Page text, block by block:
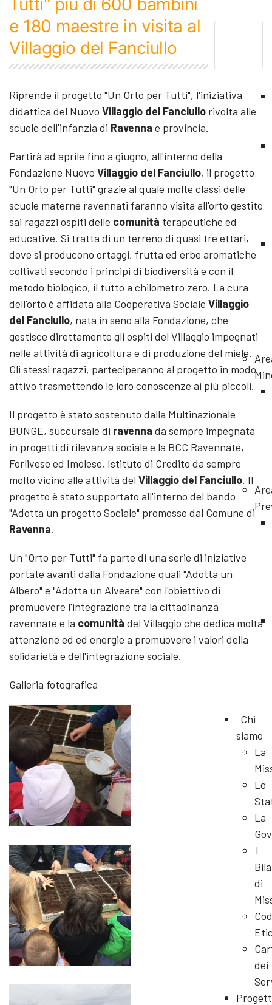
Chi
siamo
La
Lo
La
I
di
dei
e 180 maestre in visita al
Villaggio del Fanciullo
Riprende il progetto "Un Orto per Tutti", l'iniziativa
didattica del Nuovo Villaggio del Fanciullo rivolta alle
scuole dell'infanzia di Ravenna e provincia.
Partirà ad aprile fino a giugno, all'interno della
Fondazione Nuovo Villaggio del Fanciullo, il progetto
"Un Orto per Tutti" grazie al quale molte classi delle
scuole materne ravennati faranno visita all'orto gestito
sai ragazzi ospiti delle comunità terapeutiche ed
educative. Si tratta di un terreno di quasi tre ettari,
dove si producono ortaggi, frutta ed erbe aromatiche
coltivati secondo i principi di biodiversità e con il
metodo biologico, il tutto a chilometro zero. La cura
dell'orto è affidata alla Cooperativa Sociale Villaggio
del Fanciullo, nata in seno alla Fondazione, che
gestisce direttamente gli ospiti del Villaggio impegnati
nelle attività di agricoltura e di produzione del miele.
Gli stessi ragazzi, parteciperanno al progetto in modo
attivo trasmettendo le loro conoscenze ai più piccoli.
Il progetto è stato sostenuto dalla Multinazionale
BUNGE, succursale di ravenna da sempre impegnata
in progetti di rilevanza sociale e la BCC Ravennate,
Forlivese ed Imolese, Istituto di Credito da sempre
molto vicino alle attività del Villaggio del Fanciullo. Il
progetto è stato supportato all'interno del bando
"Adotta un progetto Sociale" promosso dal Comune di
Ravenna.
Un "Orto per Tutti" fa parte di una serie di iniziative
portate avanti dalla Fondazione quali "Adotta un
Albero" e "Adotta un Alveare" con l'obiettivo di
promuovere l'integrazione tra la cittadinanza
ravennate e la comunità del Villaggio che dedica molta
attenzione ed ed energie a promuovere i valori della
solidarietà e dell'integrazione sociale.
Galleria fotografica